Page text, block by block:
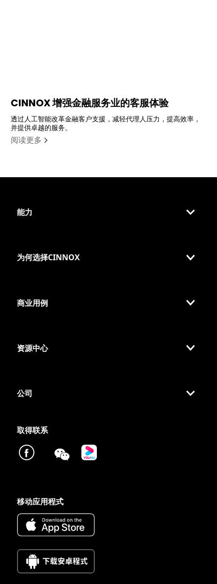
CINNOX 增强金融服务业的客服体验
透过人工智能改革金融客户支援，减轻代理人压力，提高效率，
并提供卓越的服务。
阅读更多
能力
为何选择CINNOX
商业用例
资源中心
公司
取得联系
移动应用程式